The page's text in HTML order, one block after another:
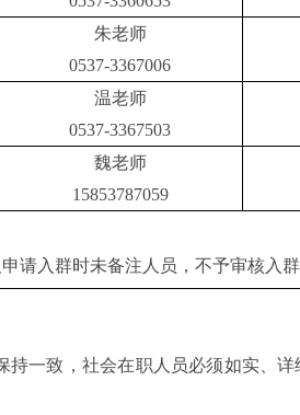
朱老师
0537-3367006
温老师
0537-3367503
魏老师
15853787059
请入群时未备注人员，不予审核入群
一致，社会在职人员必须如实、